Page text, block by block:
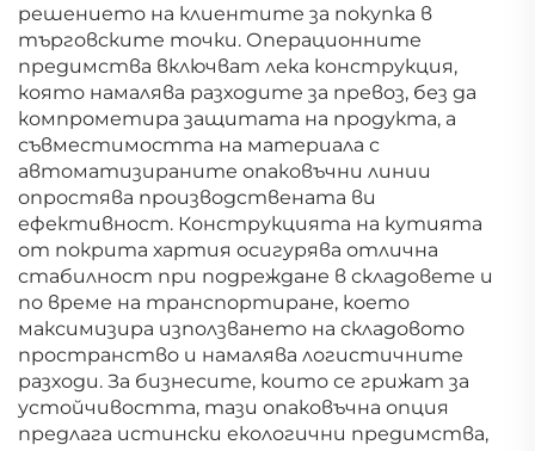
решението на клиентите за покупка в
търговските точки. Операционните
предимства включват лека конструкция,
която намалява разходите за превоз, без да
компрометира защитата на продукта, а
съвместимостта на материала с
автоматизираните опаковъчни линии
опростява производствената ви
ефективност. Конструкцията на кутията
от покрита хартия осигурява отлична
стабилност при подреждане в складовете и
по време на транспортиране, което
максимизира използването на складовото
пространство и намалява логистичните
разходи. За бизнесите, които се грижат за
устойчивостта, тази опаковъчна опция
предлага истински екологични предимства,